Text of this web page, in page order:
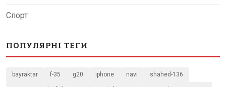
Спорт
ПОПУЛЯРНІ ТЕГИ
bayraktar f-35 g20 iphone navi shahed-136